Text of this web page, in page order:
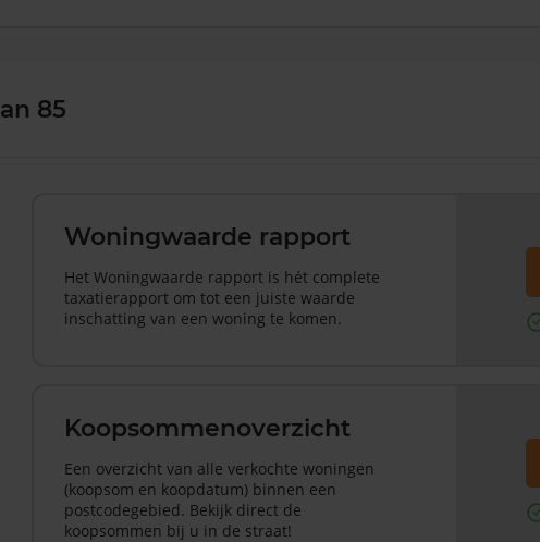
85
Woningwaarde rapport
Het Woningwaarde rapport is hét complete
taxatierapport om tot een juiste waarde
inschatting van een woning te komen.
Koopsommenoverzicht
Een overzicht van alle verkochte woningen
(koopsom en koopdatum) binnen een
postcodegebied. Bekijk direct de
koopsommen bij u in de straat!